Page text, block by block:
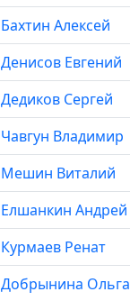
Бахтин Алексей
Денисов Евгений
Дедиков Сергей
Чавгун Владимир
Мешин Виталий
Елшанкин Андрей
Курмаев Ренат
Добрынина Ольга